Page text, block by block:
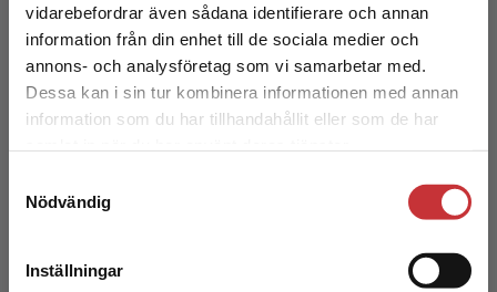
vidarebefordrar även sådana identifierare och annan
information från din enhet till de sociala medier och
annons- och analysföretag som vi samarbetar med.
Dessa kan i sin tur kombinera informationen med annan
information som du har tillhandahållit eller som de har
Nödvändig
Inställningar
Begränsad fraktregion
Det verkar som att du besöker
studentlitteratur.se via en enhet utanför Sverige.
Vi erbjuder inte leveranser utanför Sverige. För
att kunna slutföra ett köp måste
Hultkrantz, L - Vimefall, E
197 kr inkl. moms
Exkl. moms: 186 kr